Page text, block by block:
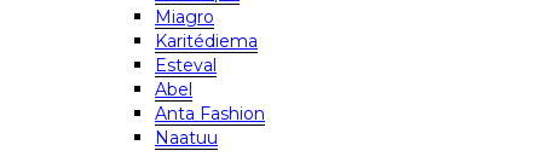
Miagro
Karitédiema
Esteval
Abel
Anta Fashion
Naatuu